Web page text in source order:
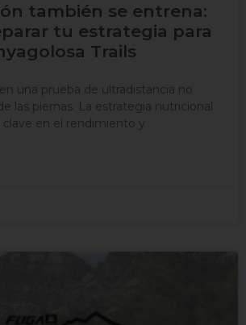
también se entrena:
tu estrategia para
Trails
una prueba de ultradistancia no
las piernas. La estrategia nutricional
clave en el rendimiento y